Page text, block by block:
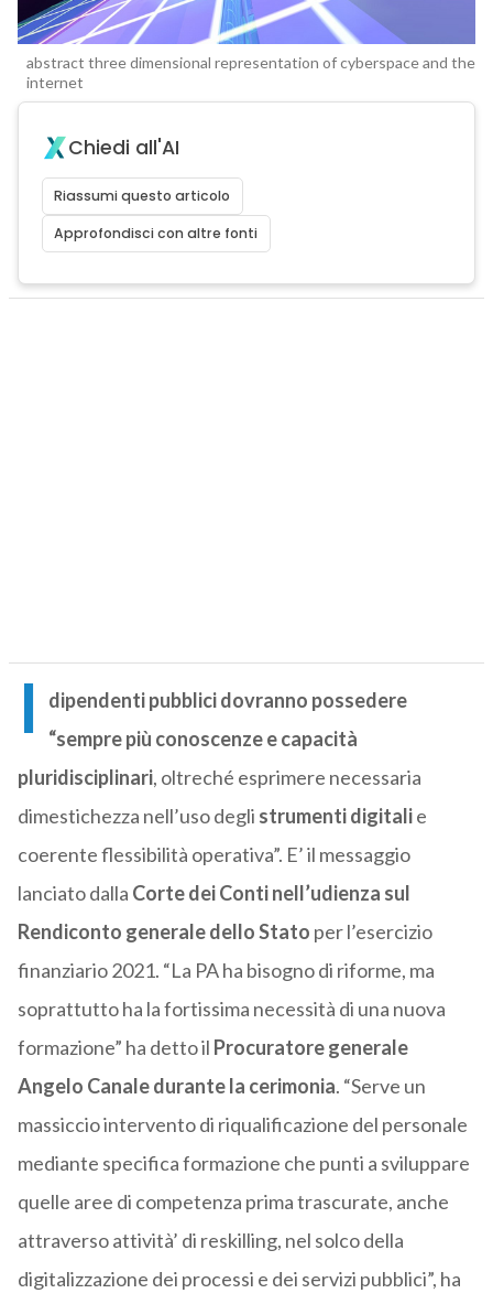
abstract three dimensional representation of cyberspace and the
internet
Chiedi all'AI
Riassumi questo articolo
Approfondisci con altre fonti
I
dipendenti pubblici dovranno possedere
“sempre più conoscenze e capacità
pluridisciplinari, oltreché esprimere necessaria
dimestichezza nell’uso degli strumenti digitalie
coerente flessibilità operativa”. E’ il messaggio
lanciato dalla Corte dei Conti nell’udienza sul
Rendiconto generale dello Stato per l’esercizio
finanziario 2021. “La PA ha bisogno di riforme, ma
soprattutto ha la fortissima necessità di una nuova
formazione” ha detto il Procuratore generale
Angelo Canale durante la cerimonia. “Serve un
massiccio intervento di riqualificazione del personale
mediante specifica formazione che punti a sviluppare
quelle aree di competenza prima trascurate, anche
attraverso attività’ di reskilling, nel solco della
digitalizzazione dei processi e dei servizi pubblici”, ha